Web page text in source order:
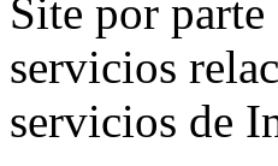
Site por
servicios
servicios de